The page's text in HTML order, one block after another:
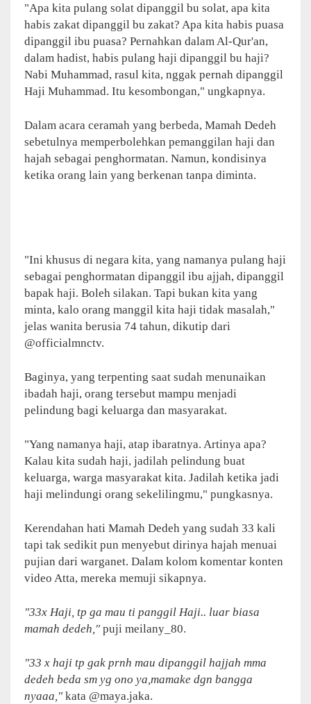
"Apa kita pulang solat dipanggil bu solat, apa kita
habis zakat dipanggil bu zakat? Apa kita habis puasa
dipanggil ibu puasa? Pernahkan dalam Al-Qur'an,
dalam hadist, habis pulang haji dipanggil bu haji?
Nabi Muhammad, rasul kita, nggak pernah dipanggil
Haji Muhammad. Itu kesombongan," ungkapnya.
Dalam acara ceramah yang berbeda, Mamah Dedeh
sebetulnya memperbolehkan pemanggilan haji dan
hajah sebagai penghormatan. Namun, kondisinya
ketika orang lain yang berkenan tanpa diminta.
"Ini khusus di negara kita, yang namanya pulang haji
sebagai penghormatan dipanggil ibu ajjah, dipanggil
bapak haji. Boleh silakan. Tapi bukan kita yang
minta, kalo orang manggil kita haji tidak masalah,"
jelas wanita berusia 74 tahun, dikutip dari
@officialmnctv.
Baginya, yang terpenting saat sudah menunaikan
ibadah haji, orang tersebut mampu menjadi
pelindung bagi keluarga dan masyarakat.
"Yang namanya haji, atap ibaratnya. Artinya apa?
Kalau kita sudah haji, jadilah pelindung buat
keluarga, warga masyarakat kita. Jadilah ketika jadi
haji melindungi orang sekelilingmu," pungkasnya.
Kerendahan hati Mamah Dedeh yang sudah 33 kali
tapi tak sedikit pun menyebut dirinya hajah menuai
pujian dari warganet. Dalam kolom komentar konten
video Atta, mereka memuji sikapnya.
"33x Haji, tp ga mau ti panggil Haji.. luar biasa
mamah dedeh," puji meilany_80.
"33 x haji tp gak prnh mau dipanggil hajjah mma
dedeh beda sm yg ono ya,mamake dgn bangga
nyaaa," kata @maya.jaka.